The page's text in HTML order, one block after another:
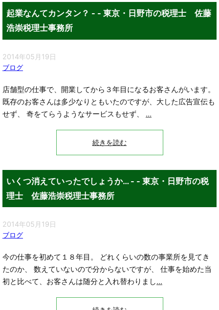
起業なんてカンタン？ - - 東京・日野市の税理士 佐藤
浩崇税理士事務所
2014年05月19日
ブログ
店舗型の仕事で、開業してから３年目になるお客さんがいます。
既存のお客さんは多少なりともいたのですが、大した広告宣伝も
せず、 奇をてらうようなサービスもせず、 ...
続きを読む
いくつ消えていったでしょうか… - - 東京・日野市の税
理士 佐藤浩崇税理士事務所
2014年05月19日
ブログ
今の仕事を初めて１８年目。 どれくらいの数の事業所を見てき
たのか、 数えていないので分からないですが、 仕事を始めた当
初と比べて、お客さんは随分と入れ替わりまし...